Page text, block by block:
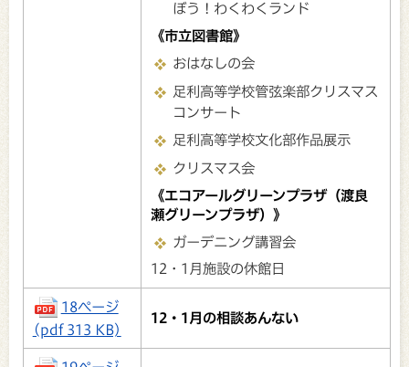
ぼう！わくわくランド
《市立図書館》
おはなしの会
足利高等学校管弦楽部クリスマス
コンサート
足利高等学校文化部作品展示
クリスマス会
《エコアールグリーンプラザ（渡良
瀬グリーンプラザ）》
ガーデニング講習会
12・1月施設の休館日
18ページ
(pdf 313 KB)
12・1月の相談あんない